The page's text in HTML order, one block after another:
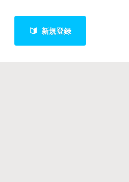
新規登録